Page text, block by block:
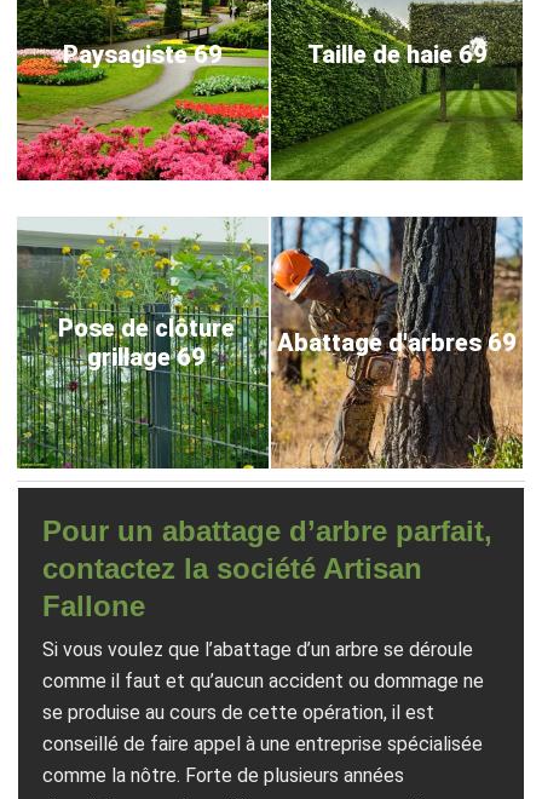
Paysagiste 69 Taille de haie 69
Pose de clôture
grillage 69
Abattage d'arbres 69
Pour un abattage d’arbre parfait,
contactez la société Artisan
Fallone
Si vous voulez que l’abattage d’un arbre se déroule
comme il faut et qu’aucun accident ou dommage ne
se produise au cours de cette opération, il est
conseillé de faire appel à une entreprise spécialisée
comme la nôtre. Forte de plusieurs années